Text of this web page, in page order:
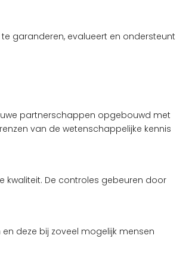
garanderen, evalueert en ondersteunt
partnerschappen opgebouwd met
van de wetenschappelijke kennis
kwaliteit. De controles gebeuren door
deze bij zoveel mogelijk mensen